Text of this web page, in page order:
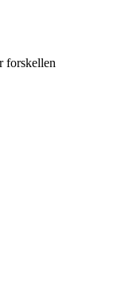
forskellen